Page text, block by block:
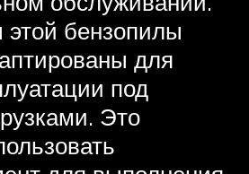
бензопилы
для
под
Это